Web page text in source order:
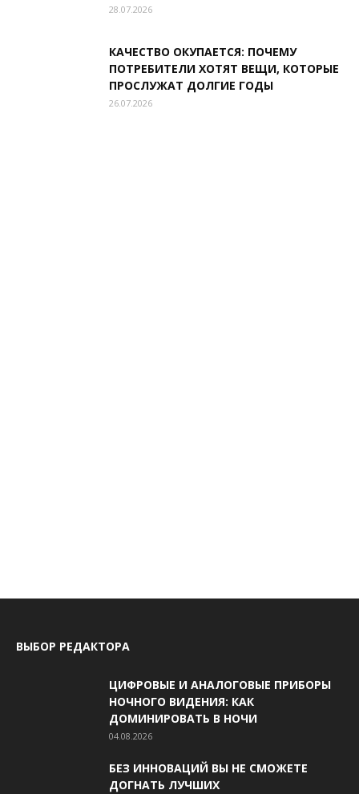
28.07.2026
КАЧЕСТВО ОКУПАЕТСЯ: ПОЧЕМУ
ПОТРЕБИТЕЛИ ХОТЯТ ВЕЩИ, КОТОРЫЕ
ПРОСЛУЖАТ ДОЛГИЕ ГОДЫ
26.07.2026
ВЫБОР РЕДАКТОРА
ЦИФРОВЫЕ И АНАЛОГОВЫЕ ПРИБОРЫ
НОЧНОГО ВИДЕНИЯ: КАК
ДОМИНИРОВАТЬ В НОЧИ
04.08.2026
БЕЗ ИННОВАЦИЙ ВЫ НЕ СМОЖЕТЕ
ДОГНАТЬ ЛУЧШИХ